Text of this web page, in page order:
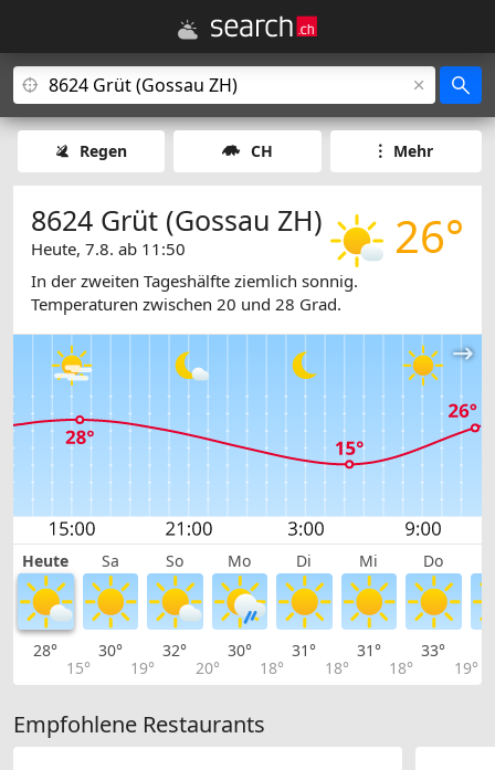
Regen CH Mehr
26°
8624 Grüt (Gossau ZH)
Heute, 7.8. ab 11:50
In der zweiten Tageshälfte ziemlich sonnig.
Temperaturen zwischen 20 und 28 Grad.
Heute Sa So Mo Di Mi Do
28°
15°
30°
19°
32°
20°
30°
18°
31°
18°
31°
18°
33°
19°
Empfohlene Restaurants